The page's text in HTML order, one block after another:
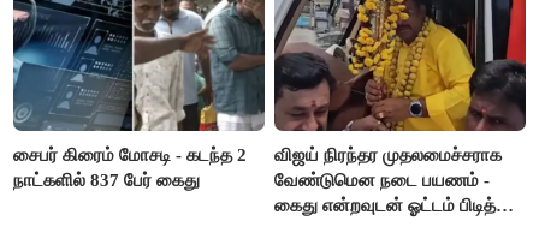
சைபர் கிரைம் மோசடி - கடந்த 2
நாட்களில் 837 பேர் கைது
விஜய் நிரந்தர முதலமைச்சராக
வேண்டுமென நடை பயணம் -
கைது என்றவுடன் ஓட்டம் பிடித்த